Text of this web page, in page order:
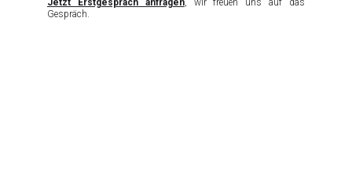
Jetzt Erstgespräch anfragen, wir freuen uns auf das
Gespräch.